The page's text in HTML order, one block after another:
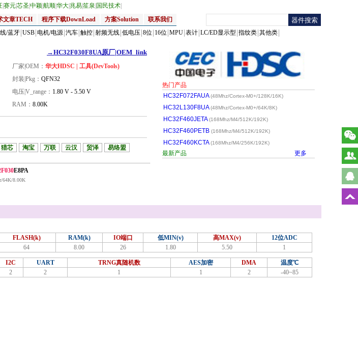
赛元芯圣 中颖航顺华大兆易笙泉 国民技术
文章TECH 程序下载DownLoad 方案Solution
联系我们
/蓝牙 USB 电机/电源 汽车 触控 射频无线 低电压 8位 16位 MPU 表计 LC/ED显示型 指纹类 其他类
→HC32F030F8UA原厂|OEM_link
厂家|OEM： 华大HDSC | 工具(DevTools)
封装|Pkg： QFN32
电压|V_range： 1.80 V - 5.50 V
RAM： 8.00K
猎芯 淘宝 万联 云汉 贸泽 易络盟
E8PA
64K/8.00K
热门产品
HC32F072FAUA(48Mhz/Cortex-M0+/128K/16K)
HC32L130F8UA(48Mhz/Cortex-M0+/64K/8K)
HC32F460JETA(168Mhz/M4/512K/192K)
HC32F460PETB (168Mhz/M4/512K/192K)
HC32F460KCTA(168Mhz/M4/256K/192K)
最新产品 更多
FLASH(k) RAM(k) IO端口 低MIN(v) 高MAX(v)
12位ADC
64 8.00 26 1.80 5.50 1
I2C UART TRNG真随机数 AES加密 DMA
温度℃
2 2 1 1 2 -40~85